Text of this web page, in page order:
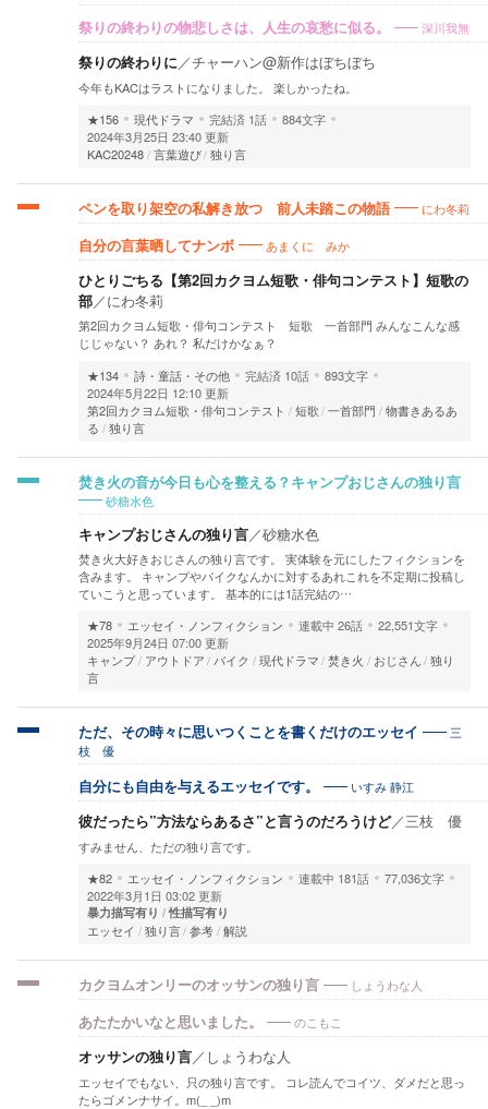
祭りの終わりの物悲しさは、人生の哀愁に似る。 深川我無
祭りの終わりに／チャーハン@新作はぼちぼち
今年もKACはラストになりました。 楽しかったね。
★156
現代ドラマ 完結済 1話
884文字
2024年3月25日 23:40 更新
KAC20248 言葉遊び 独り言
ペンを取り架空の私解き放つ 前人未踏この物語 にわ冬莉
自分の言葉晒してナンボ あまくに みか
ひとりごちる【第2回カクヨム短歌・俳句コンテスト】短歌の
部／にわ冬莉
第2回カクヨム短歌・俳句コンテスト 短歌 一首部門 みんなこんな感
じじゃない？ あれ？ 私だけかなぁ？
★134
詩・童話・その他 完結済 10話
893文字
2024年5月22日 12:10 更新
第2回カクヨム短歌・俳句コンテスト
短歌 一首部門
物書きあるあ
る
独り言
焚き火の音が今日も心を整える？キャンプおじさんの独り言
砂糖水色
キャンプおじさんの独り言／砂糖水色
焚き火大好きおじさんの独り言です。 実体験を元にしたフィクションを
含みます。 キャンプやバイクなんかに対するあれこれを不定期に投稿し
ていこうと思っています。 基本的には1話完結の…
★78
エッセイ・ノンフィクション 連載中 26話
22,551文字
2025年9月24日 07:00 更新
キャンプ
アウトドア バイク 現代ドラマ 焚き火 おじさん 独り
言
ただ、その時々に思いつくことを書くだけのエッセイ
三
枝 優
自分にも自由を与えるエッセイです。 いすみ 静江
彼だったら”方法ならあるさ”と言うのだろうけど／三枝 優
すみません、ただの独り言です。
★82
エッセイ・ノンフィクション 連載中 181話
77,036文字
2022年3月1日 03:02 更新
暴力描写有り 性描写有り
エッセイ 独り言 参考 解説
カクヨムオンリーのオッサンの独り言 しょうわな人
あたたかいなと思いました。 のこもこ
オッサンの独り言／ しょうわな人
エッセイでもない、只の独り言です。 コレ読んでコイツ、ダメだと思っ
たらゴメンナサイ。m(_ _)m